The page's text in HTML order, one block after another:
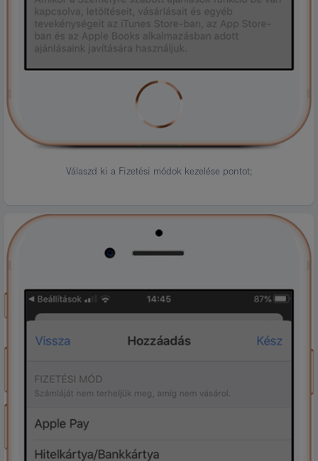
Válaszd ki a Fizetési módok kezelése pontot;
leírása:
7.
lépés